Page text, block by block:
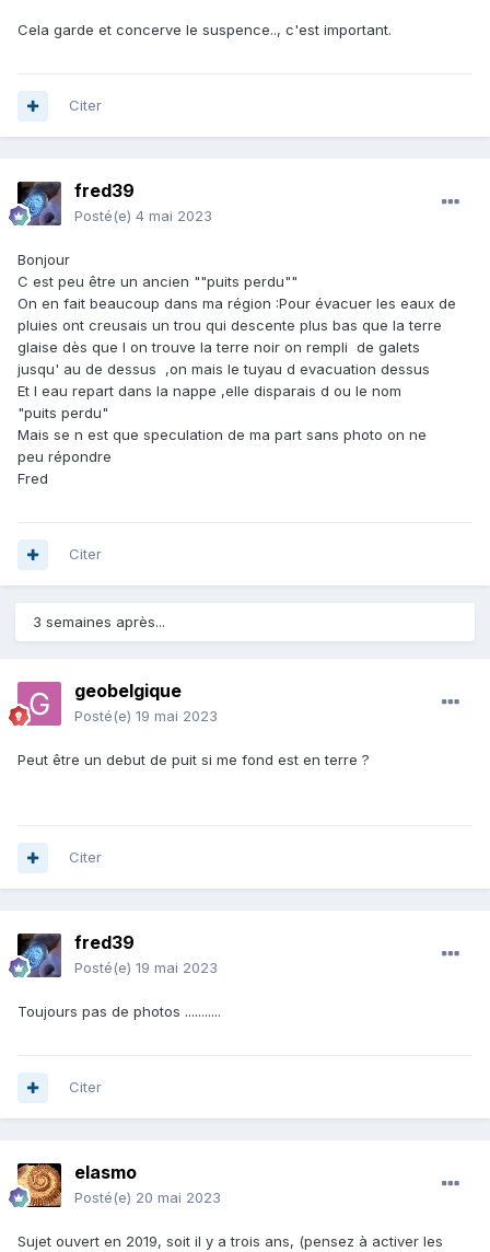
Cela garde et concerve le suspence.., c'est important.
Citer
fred39
Posté(e) 4 mai 2023
Bonjour
C est peu être un ancien ""puits perdu""
On en fait beaucoup dans ma région :Pour évacuer les eaux de
pluies ont creusais un trou qui descente plus bas que la terre
glaise dès que l on trouve la terre noir on rempli de galets
jusqu' au de dessus ,on mais le tuyau d evacuation dessus
Et l eau repart dans la nappe ,elle disparais d ou le nom
"puits perdu"
Mais se n est que speculation de ma part sans photo on ne
peu répondre
Fred
Citer
3 semaines après...
geobelgique
Posté(e) 19 mai 2023
Peut être un debut de puit si me fond est en terre ?
Citer
fred39
Posté(e) 19 mai 2023
Toujours pas de photos ...........
Citer
elasmo
Posté(e) 20 mai 2023
Sujet ouvert en 2019, soit il y a trois ans, (pensez à activer les